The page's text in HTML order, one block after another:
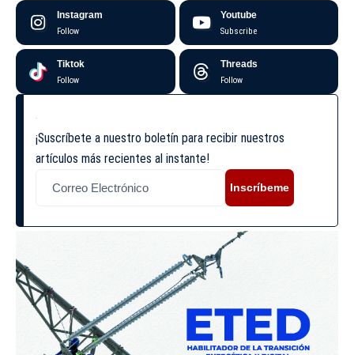
Instagram
Follow
Youtube
Subscribe
Tiktok
Follow
Threads
Follow
¡Suscríbete a nuestro boletín para recibir nuestros
artículos más recientes al instante!
Inscríbeme